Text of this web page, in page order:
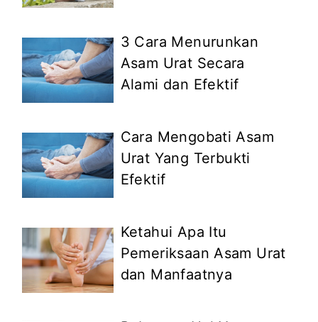
3 Cara Menurunkan
Asam Urat Secara
Alami dan Efektif
Cara Mengobati Asam
Urat Yang Terbukti
Efektif
Ketahui Apa Itu
Pemeriksaan Asam Urat
dan Manfaatnya